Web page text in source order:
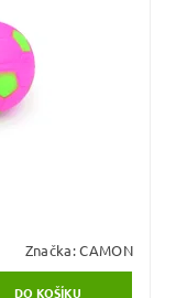
Značka:CAMON